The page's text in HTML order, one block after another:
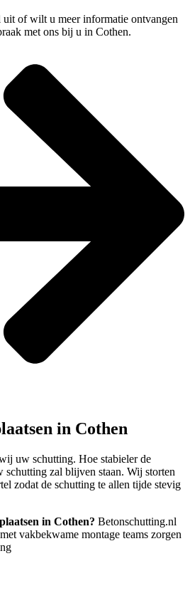
uit of wilt u meer informatie ontvangen
met ons bij u in Cothen.
in Cothen
uw schutting. Hoe stabieler de
schutting zal blijven staan. Wij storten
zodat de schutting te allen tijde stevig
in Cothen? Betonschutting.nl
vakbekwame montage teams zorgen